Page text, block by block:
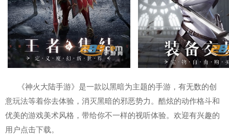
《神火大陆手游》是一款以黑暗为主题的手游，有无数的创
意玩法等着你去体验，消灭黑暗的邪恶势力。酷炫的动作格斗和
优美的游戏美术风格，带给你不一样的视听体验。欢迎有兴趣的
用户点击下载。